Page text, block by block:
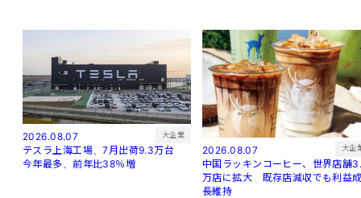
2026.08.07 大企業
テスラ上海工場、7月出荷9.3万台
今年最多、前年比38％増
2026.08.07 大企
中国ラッキンコーヒー、世界店舗
万店に拡大 既存店減収でも利益
長維持